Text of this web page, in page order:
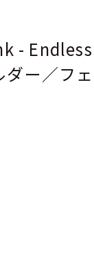
- Endless
ー／フェ